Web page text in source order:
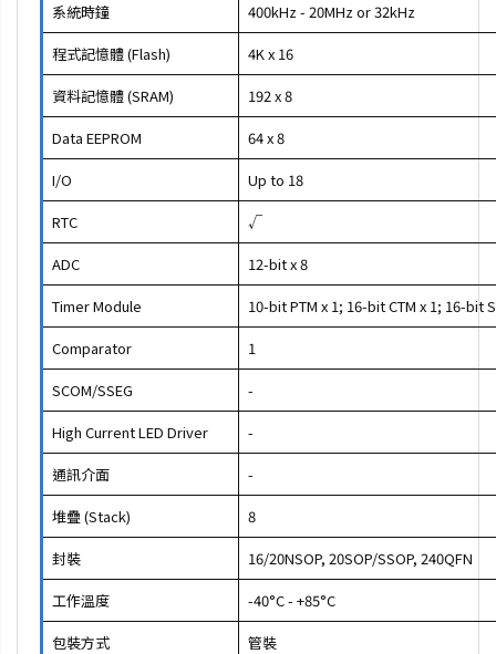
系統時鐘
400kHz - 20MHz or 32kHz
程式記憶體 (Flash)
4K x 16
資料記憶體 (SRAM)
192 x 8
Data EEPROM
64 x 8
I/O
Up to 18
RTC
√
ADC
12-bit x 8
Timer Module
10-bit PTM x 1; 16-bit CTM x 1; 16-bit
Comparator
1
SCOM/SSEG
-
High Current LED Driver
-
通訊介面
-
堆疊 (Stack)
8
封裝
16/20NSOP, 20SOP/SSOP, 240QFN
工作溫度
-40°C - +85°C
包裝方式
管裝